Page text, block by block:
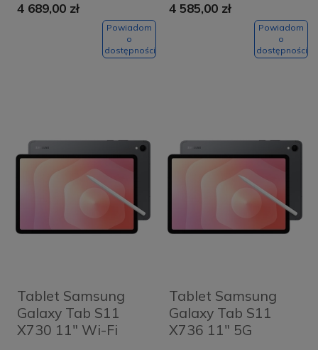
Silver
4 689,00 zł
Powiadom
o
dostępności
Grey
4 585,00 zł
Powiadom
o
dostępności
Tablet Samsung
Galaxy Tab S11
X730 11" Wi-Fi
Tablet Samsung
Galaxy Tab S11
X736 11" 5G